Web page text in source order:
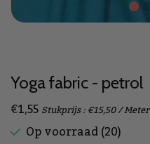
Yoga fabric - petrol
€1,55Stukprijs : €15,50 / Meter
Op voorraad (20)